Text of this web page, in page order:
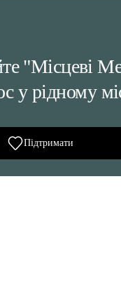
"Місцеві
у рідному
Підтримати